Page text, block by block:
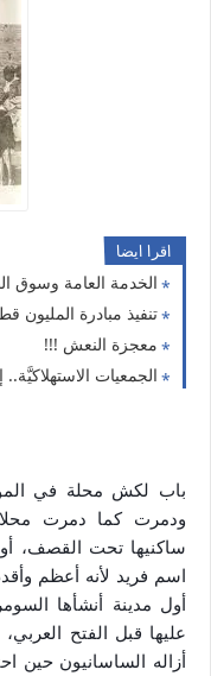
اقرا ايضا
الخدمة العامة وسوق
تنفيذ مبادرة
معجزة النعش !!!
الجمعيات
باب لكش محلة في
ودمرت كما دمرت
ساكنيها تحت القصف،
اسم فريد لأنه أعظم
أول مدينة أنشأها
عليها قبل الفتح
أزاله الساسانيون حين